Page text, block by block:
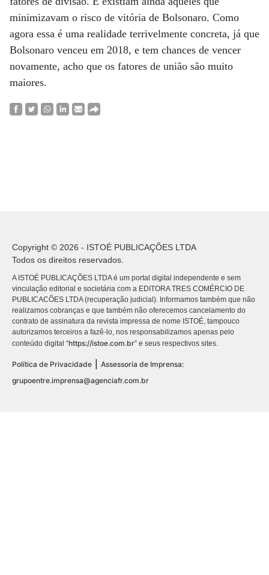
minimizavam o risco de vitória de Bolsonaro. Como
agora essa é uma realidade terrivelmente concreta, já que
Bolsonaro venceu em 2018, e tem chances de vencer
novamente, acho que os fatores de união são muito
maiores.
Copyright © 2026 - ISTOÉ PUBLICAÇÕES LTDA
Todos os direitos reservados.
A ISTOÉ PUBLICAÇÕES LTDA é um portal digital independente e sem
vinculação editorial e societária com a EDITORA TRES COMÉRCIO DE
PUBLICACÕES LTDA (recuperação judicial). Informamos também que não
realizamos cobranças e que também não oferecemos cancelamento do
contrato de assinatura da revista impressa de nome ISTOÉ, tampouco
autorizamos terceiros a fazê-lo, nos responsabilizamos apenas pelo
conteúdo digital “https://istoe.com.br” e seus respectivos sites.
Política de Privacidade
Assessoria de Imprensa:
grupoentre.imprensa@agenciafr.com.br